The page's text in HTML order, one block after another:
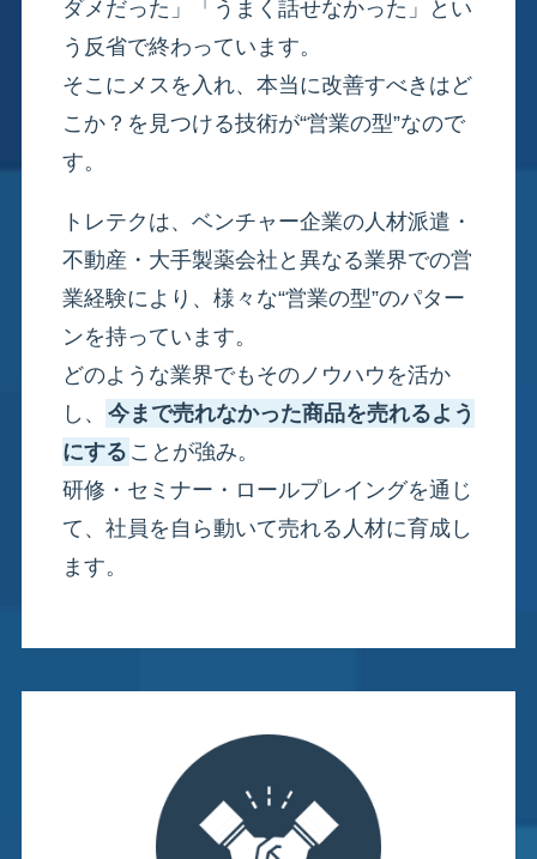
ダメだった」「うまく話せなかった」とい
う反省で終わっています。
そこにメスを入れ、本当に改善すべきはど
こか？を見つける技術が“営業の型”なので
す。
トレテクは、ベンチャー企業の人材派遣・
不動産・大手製薬会社と異なる業界での営
業経験により、様々な“営業の型”のパター
ンを持っています。
どのような業界でもそのノウハウを活か
し、
今まで売れなかった商品を売れるよう
にする ことが強み。
研修・セミナー・ロールプレイングを通じ
て、社員を自ら動いて売れる人材に育成し
ます。